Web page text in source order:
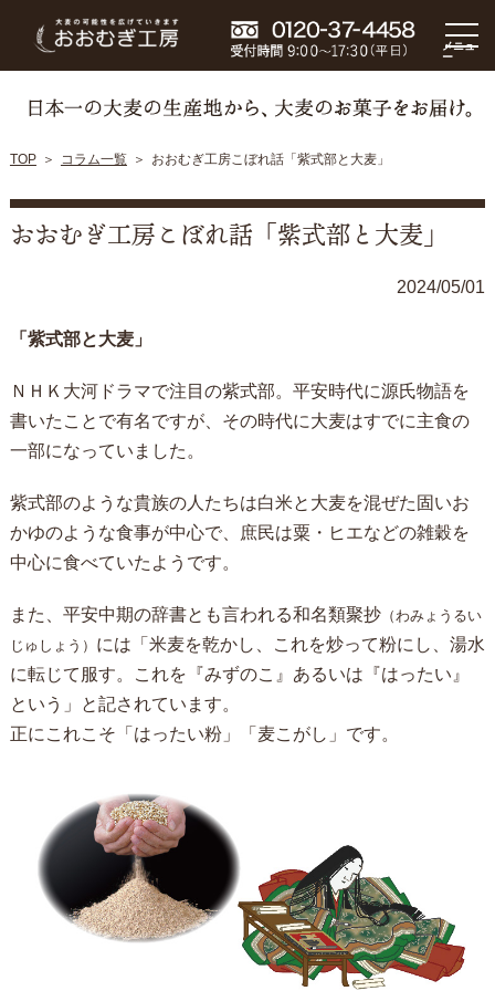
メニュ
ー
TOP コラム一覧 おおむぎ工房こぼれ話「紫式部と大麦」
おおむぎ工房こぼれ話「紫式部と大麦」
2024/05/01
「紫式部と大麦」
ＮＨＫ大河ドラマで注目の紫式部。平安時代に源氏物語を
書いたことで有名ですが、その時代に大麦はすでに主食の
一部になっていました。
紫式部のような貴族の人たちは白米と大麦を混ぜた固いお
かゆのような食事が中心で、庶民は粟・ヒエなどの雑穀を
中心に食べていたようです。
また、平安中期の辞書とも言われる和名類聚抄（わみょうるい
じゅしょう） には「米麦を乾かし、これを炒って粉にし、湯水
に転じて服す。これを『みずのこ』あるいは『はったい』
という」と記されています。
正にこれこそ「はったい粉」「麦こがし」です。